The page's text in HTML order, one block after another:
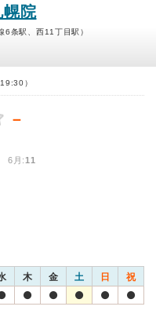
幌院
6条駅、西11丁目駅）
）
－
月:11
木 金 土 日 祝